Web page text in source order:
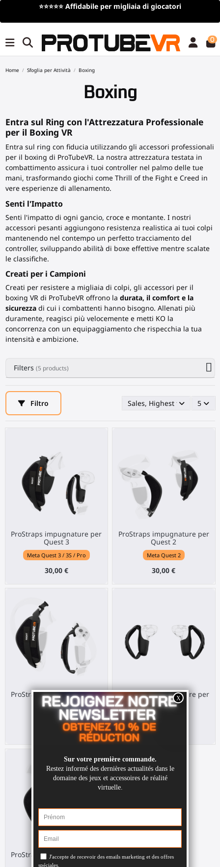
di giocatori Spedizione gratuitaper ordini
0
Home Sfoglia per Attività Boxing
Boxing
Entra sul Ring con l'Attrezzatura Professionale
per il Boxing VR
Entra sul ring con fiducia utilizzando gli accessori professionali
per il boxing di ProTubeVR. La nostra attrezzatura testata in
combattimento assicura i tuoi controller nel palmo delle tue
mani, trasformando giochi come Thrill of the Fight e Creed in
vere esperienze di allenamento.
Senti l'Impatto
Senti l'impatto di ogni gancio, croce e montante. I nostri
accessori pesanti aggiungono resistenza realistica ai tuoi colpi
mantenendo nel contempo un perfetto tracciamento del
controller, sviluppando abilità di boxe effettive mentre scalate
le classifiche.
Creati per i Campioni
Creati per resistere a migliaia di colpi, gli accessori per il
boxing VR di ProTubeVR offrono la durata, il comfort e la
sicurezzadi cui i combattenti hanno bisogno. Allenati più
duramente, reagisci più velocemente e metti KO la
concorrenza con un equipaggiamento che rispecchia la tua
intensità e ambizione.
Filters (5 products)
Filtro Sales, Highest first 5
ProStraps impugnature per
Quest 3
Meta Quest 3 / 3S / Pro
30,00 €
ProStraps impugnature per
Quest 2
Meta Quest 2
30,00 €
ProStraps impugnature per
Pico 4
Pico 4
30,00 €
ProStraps impugnature per
Pico 4 Ultra
Pico 4 Ultra
30,00 €
ProStraps impugnature per
Quest 1